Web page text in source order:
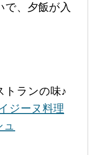
で、夕飯が入
トランの味♪
ジーヌ料理